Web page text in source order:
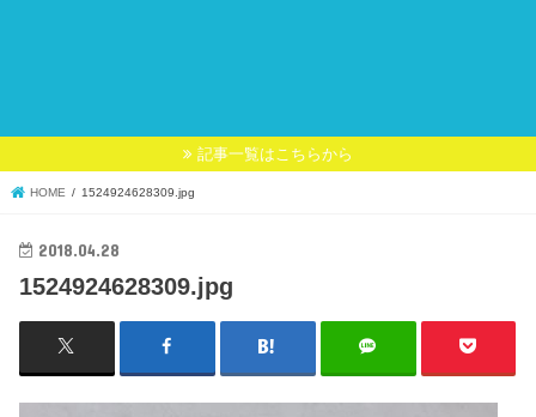
記事一覧はこちらから
HOME 1524924628309.jpg
2018.04.28
1524924628309.jpg